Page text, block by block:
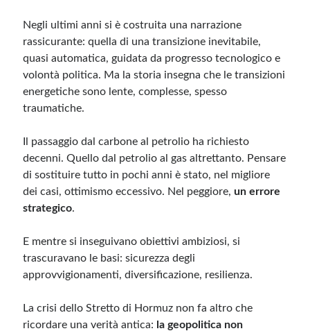
Negli ultimi anni si è costruita una narrazione
rassicurante: quella di una transizione inevitabile,
quasi automatica, guidata da progresso tecnologico e
volontà politica. Ma la storia insegna che le transizioni
energetiche sono lente, complesse, spesso
traumatiche.
Il passaggio dal carbone al petrolio ha richiesto
decenni. Quello dal petrolio al gas altrettanto. Pensare
di sostituire tutto in pochi anni è stato, nel migliore
dei casi, ottimismo eccessivo. Nel peggiore,un errore
strategico.
E mentre si inseguivano obiettivi ambiziosi, si
trascuravano le basi: sicurezza degli
approvvigionamenti, diversificazione, resilienza.
La crisi dello Stretto di Hormuz non fa altro che
ricordare una verità antica: la geopolitica non